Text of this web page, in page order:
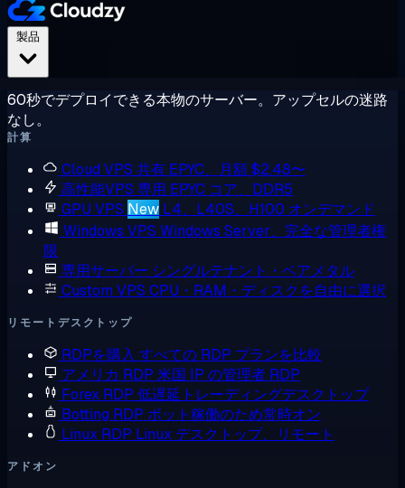
60秒でデプロイできる本物のサーバー。アップセルの迷路
なし。
計算
Cloud VPS 共有 EPYC、月額 $2.48〜
高性能VPS 専用 EPYC コア、DDR5
GPU VPS New L4、L40S、H100 オンデマンド
Windows VPS Windows Server、完全な管理者権
限
専用サーバー シングルテナント・ベアメタル
Custom VPS CPU・RAM・ディスクを自由に選択
リモートデスクトップ
RDPを購入 すべての RDP プランを比較
アメリカ RDP 米国 IP の管理者 RDP
Forex RDP 低遅延トレーディングデスクトップ
Botting RDP ボット稼働のため常時オン
Linux RDP Linux デスクトップ、リモート
アドオン